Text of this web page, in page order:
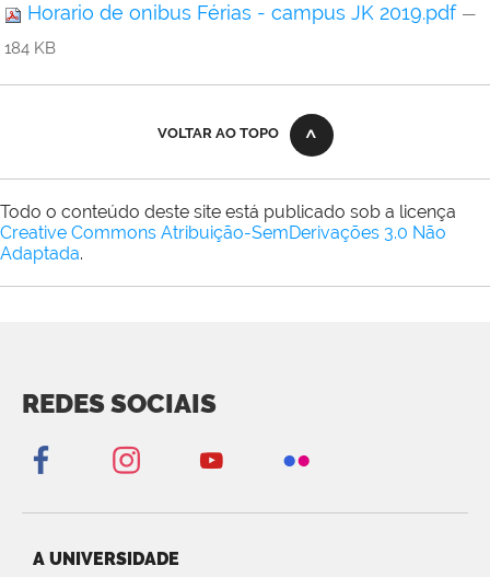
Horario de onibus Férias - campus JK 2019.pdf —
184 KB
VOLTAR AO TOPO
Todo o conteúdo deste site está publicado sob a licença
Creative Commons Atribuição-SemDerivações 3.0 Não
Adaptada.
REDES SOCIAIS
A UNIVERSIDADE